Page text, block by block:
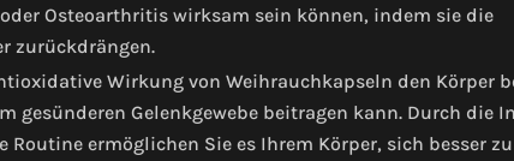
Osteoarthritis wirksam sein können, indem sie die
zurückdrängen.
Wirkung von Weihrauchkapseln den Körper
gesünderen Gelenkgewebe beitragen kann. Durch die
ermöglichen Sie es Ihrem Körper, sich besser